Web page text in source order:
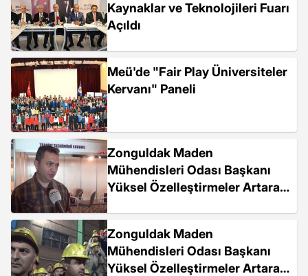
Kaynaklar ve Teknolojileri Fuarı
Açıldı
Meü'de "Fair Play Üniversiteler
Kervanı" Paneli
Zonguldak Maden
Mühendisleri Odası Başkanı
Yüksel Özelleştirmeler Artarak
Zonguldak Maden
Mühendisleri Odası Başkanı
Yüksel Özelleştirmeler Artarak